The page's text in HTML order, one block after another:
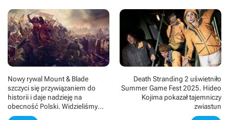
Nowy rywal Mount & Blade
szczyci się przywiązaniem do
historii i daje nadzieję na
obecność Polski. Widzieliśmy
Chronicles: Medieval
Death Stranding 2 uświetniło
Summer Game Fest 2025. Hideo
Kojima pokazał tajemniczy
zwiastun